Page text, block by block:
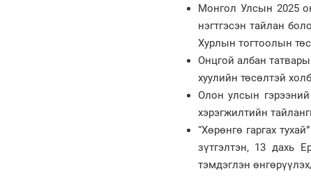
Монгол Улсын 2025
нэгтгэсэн тайлан
Хурлын тогтоолын
Онцгой албан
хуулийн төсөлтэй
Олон улсын
хэрэгжилтийн
“Хөрөнгө гаргах
зүтгэлтэн, 13 дахь
тэмдэглэн